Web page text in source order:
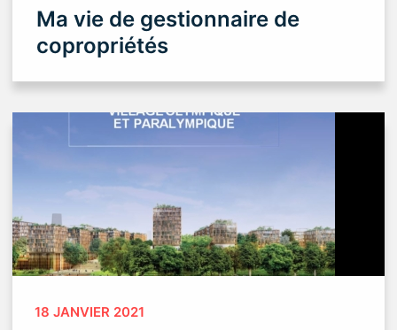
Ma vie de gestionnaire de
copropriétés
18 JANVIER 2021